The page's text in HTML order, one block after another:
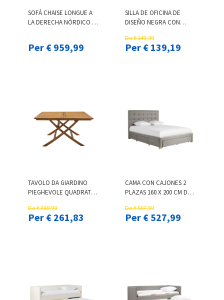
SOFÁ CHAISE LONGUE A
LA DERECHA NÓRDICO 4
Per € 959,99
SILLA DE OFICINA DE
DISEÑO NEGRA CON
NOGAL OSCURO Y METAL
NEGRO MALMO
Da € 143,99
Per € 139,19
TAVOLO DA GIARDINO
PIEGHEVOLE QUADRATO
CM SANTIAGO
Da € 369,99
Per € 261,83
CAMA CON CAJONES 2
PLAZAS 160 X 200 CM DE
Da € 567,59
Per € 527,99